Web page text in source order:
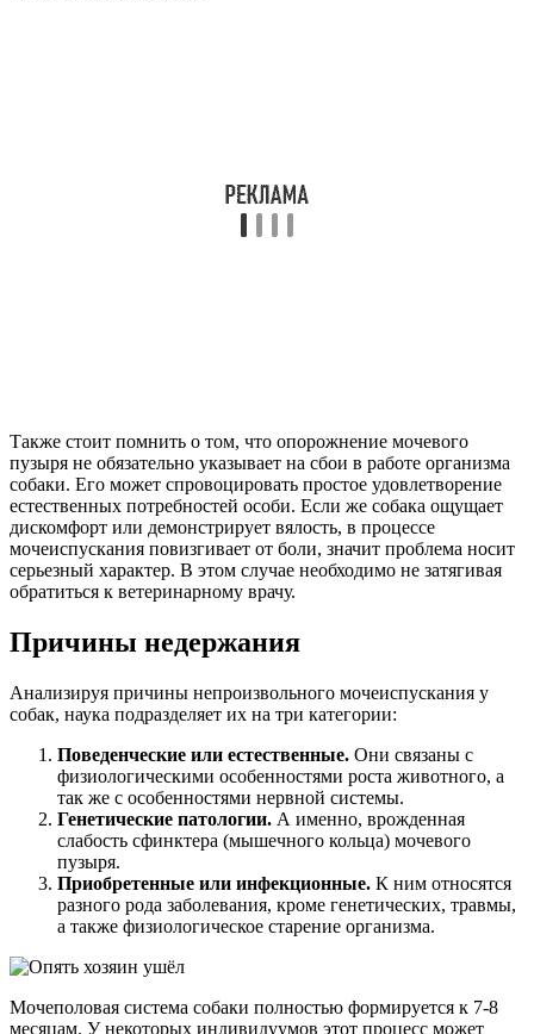
Также стоит помнить о том, что опорожнение мочевого
пузыря не обязательно указывает на сбои в работе организма
собаки. Его может спровоцировать простое удовлетворение
естественных потребностей особи. Если же собака ощущает
дискомфорт или демонстрирует вялость, в процессе
мочеиспускания повизгивает от боли, значит проблема носит
серьезный характер. В этом случае необходимо не затягивая
обратиться к ветеринарному врачу.
Причины недержания
Анализируя причины непроизвольного мочеиспускания у
собак, наука подразделяет их на три категории:
Поведенческие или естественные. Они связаны с
физиологическими особенностями роста животного, а
так же с особенностями нервной системы.
Генетические патологии. А именно, врожденная
слабость сфинктера (мышечного кольца) мочевого
пузыря.
Приобретенные или инфекционные. К ним относятся
разного рода заболевания, кроме генетических, травмы,
а также физиологическое старение организма.
Мочеполовая система собаки полностью формируется к 7-8
месяцам. У некоторых индивидуумов этот процесс может